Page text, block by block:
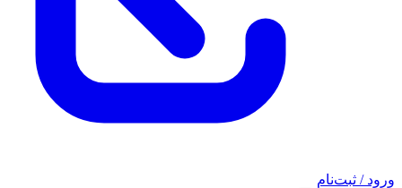
ورود / ثبت‌نام